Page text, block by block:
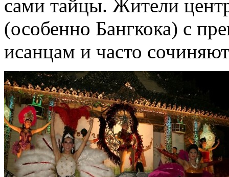
сами тайцы. Жители
(особенно Бангкока) с
исанцам и часто